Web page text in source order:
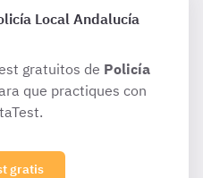
Local Andalucía
gratuitos de Policía
que practiques con
gratis